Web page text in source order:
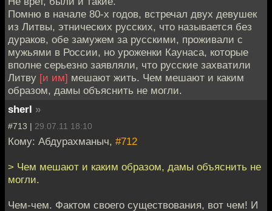
Помню в начале 80-х годов, встречал двух девушек
из Литвы, этнических русских, что называется без
дураков, обе замужем за русскими, проживали с
мужьями в России, но уроженки Каунаса, которые
вполне серьезно заявляли, что русские захватили
Литву [и им] мешают жить. Чем мешают и каким
образом, дамы объяснить не могли.
sherl »
#713 | 29.07.11 18:10
Кому: Абдурахманыч, #712
> Чем мешают и каким образом, дамы объяснить не
могли.
Чем-чем. Фактом своего существования, вот чем! И